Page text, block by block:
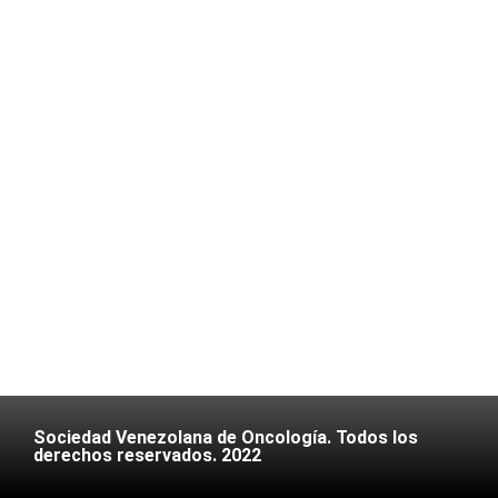
Sociedad Venezolana de Oncología. Todos los
derechos reservados. 2022